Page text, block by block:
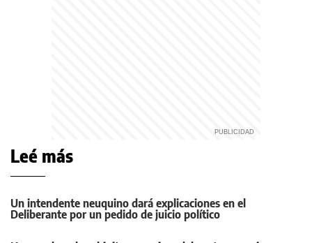
Leé más
Un intendente neuquino dará explicaciones en el
Deliberante por un pedido de juicio político